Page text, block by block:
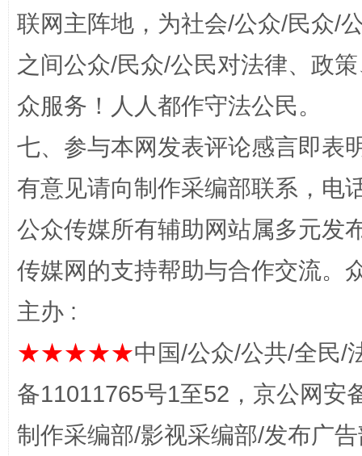
千年窑火 生生不息
联网主阵地，为社会/公众/民众/
之间公众/民众/公民对法律、政
众服务！人人都作守法公民。
七、参与本网发表评论感言即表
有意见请向制作采编部联系，电
公众传媒所有辅助网站属多元发
传媒网的支持帮助与合作交流。
主办 :
★★★★★中国/公众/公共/全民/
备11011765号1至52，京公网安
制作采编部/影视采编部/发布广